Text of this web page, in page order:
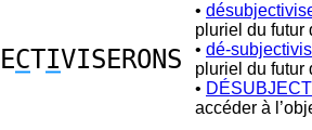
ECTIVISERONS
•
pluriel du futur
• dé-
pluriel du futur
•
accéder à